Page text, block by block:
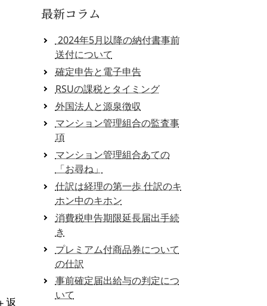
返
最新コラム
2024年5月以降の納付書事前
送付について
確定申告と電子申告
RSUの課税とタイミング
外国法人と源泉徴収
マンション管理組合の監査事
項
マンション管理組合あての
「お尋ね」
仕訳は経理の第一歩 仕訳のキ
ホン中のキホン
消費税申告期限延長届出手続
き
プレミアム付商品券について
の仕訳
事前確定届出給与の判定につ
いて